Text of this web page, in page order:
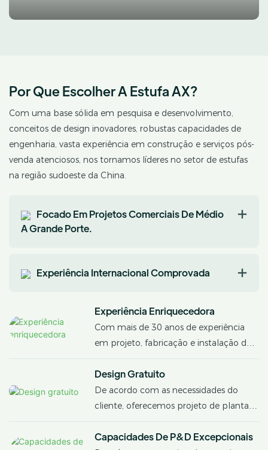
Por Que Escolher A Estufa AX?
Com uma base sólida em pesquisa e desenvolvimento,
conceitos de design inovadores, robustas capacidades de
engenharia, vasta experiência em construção e serviços pós-
venda atenciosos, nos tornamos líderes no setor de estufas
na região sudoeste da China.
Focado Em Projetos Comerciais De Médio
A Grande Porte.
Experiência Internacional Comprovada
Experiência Enriquecedora
Com mais de 30 anos de experiência
em projeto, fabricação e instalação de
do zero à construção.
Design Gratuito
De acordo com as necessidades do
cliente, oferecemos projeto de planta
assim orçamentos mais profissionais,
Capacidades De P&D Excepcionais